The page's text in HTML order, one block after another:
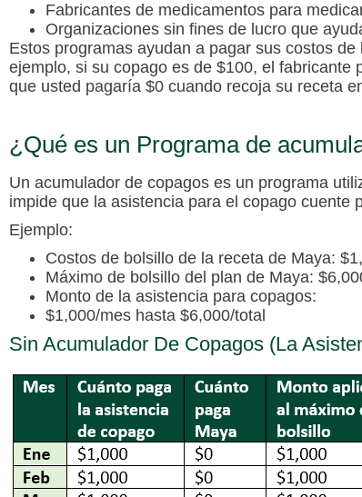
Fabricantes de medicamentos para
Organizaciones sin fines de lucro que
Estos programas ayudan a pagar sus costos
ejemplo, si su copago es de $100, el
que usted pagaría $0 cuando recoja su receta
¿Qué es un Programa de
Un acumulador de copagos es un programa
impide que la asistencia para el copago cuente
Ejemplo:
Costos de bolsillo de la receta de Maya:
Máximo de bolsillo del plan de Maya:
Monto de la asistencia para copagos:
$1,000/mes hasta $6,000/total
Sin Acumulador De Copagos (la